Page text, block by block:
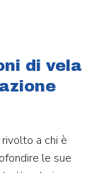
€. di vela
rivolto a chi è
le sue